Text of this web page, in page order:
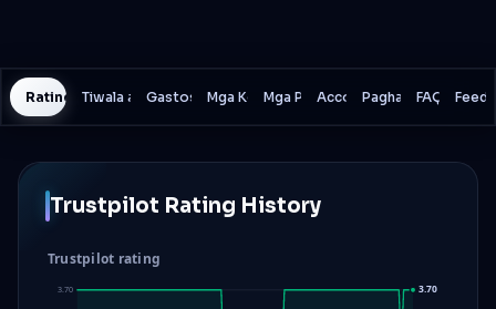
Rating HistoryTiwala at Kaligtasan
Gastos sa Trading
Mga KondisyonMga PlatformAccountPaghahambing
FAQ
Trustpilot Rating History
Trustpilot rating
3.70 3.70